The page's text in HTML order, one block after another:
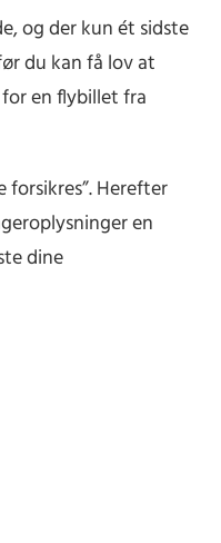
og der kun ét sidste
du kan få lov at
en flybillet fra
forsikres”. Herefter
en
dine